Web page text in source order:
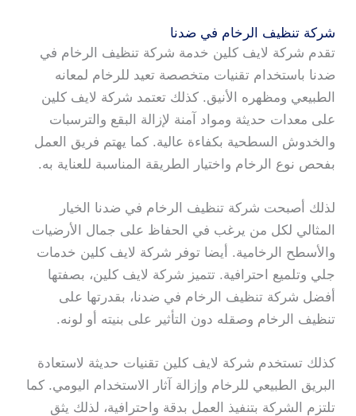
شركة تنظيف الرخام في ضدنا
تقدم شركة لايف كلين خدمة شركة تنظيف الرخام في
ضدنا باستخدام تقنيات متخصصة تعيد للرخام لمعانه
الطبيعي ومظهره الأنيق. كذلك تعتمد شركة لايف كلين
على معدات حديثة ومواد آمنة لإزالة البقع والترسبات
والخدوش السطحية بكفاءة عالية. كما يهتم فريق العمل
بفحص نوع الرخام واختيار الطريقة المناسبة للعناية به.
لذلك أصبحت شركة تنظيف الرخام في ضدنا الخيار
المثالي لكل من يرغب في الحفاظ على جمال الأرضيات
والأسطح الرخامية. أيضا توفر شركة لايف كلين خدمات
جلي وتلميع احترافية. تتميز شركة لايف كلين، بصفتها
أفضل شركة تنظيف الرخام في ضدنا، بقدرتها على
تنظيف الرخام وصقله دون التأثير على بنيته أو لونه.
كذلك تستخدم شركة لايف كلين تقنيات حديثة لاستعادة
البريق الطبيعي للرخام وإزالة آثار الاستخدام اليومي. كما
تلتزم الشركة بتنفيذ العمل بدقة واحترافية، لذلك يثق